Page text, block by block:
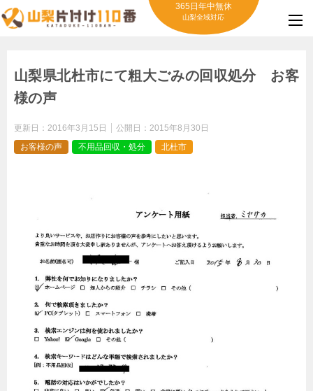
365日年中無休
山梨全域対応
山梨県北杜市にて粗大ごみの回収処分 お客
様の声
更新日： 2016年3月15日 公開日： 2015年8月30日
お客様の声
不用品回収・処分 北杜市